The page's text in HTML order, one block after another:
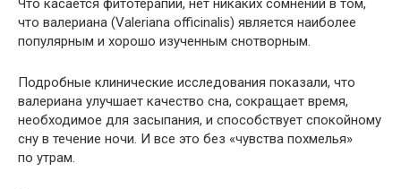
что валериана (Valeriana officinalis) является наиболее
популярным и хорошо изученным снотворным.
Подробные клинические исследования показали, что
валериана улучшает качество сна, сокращает время,
необходимое для засыпания, и способствует спокойному
сну в течение ночи. И все это без «чувства похмелья»
по утрам.